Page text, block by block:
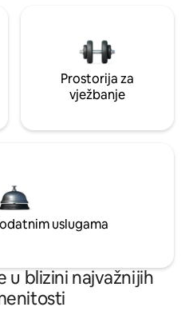
Prostorija za
vježbanje
uslugama
u blizini najvažnijih